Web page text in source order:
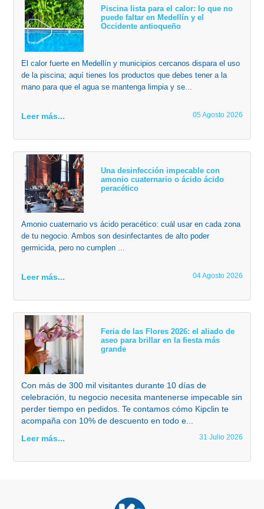
Piscina lista para el calor: lo que no
puede faltar en Medellín y el
Occidente antioqueño
El calor fuerte en Medellín y municipios cercanos dispara el uso
de la piscina; aquí tienes los productos que debes tener a la
mano para que el agua se mantenga limpia y se...
Leer más... 05 Agosto 2026
Una desinfección impecable con
amonio cuaternario o ácido ácido
peracético
Amonio cuaternario vs ácido peracético: cuál usar en cada zona
de tu negocio. Ambos son desinfectantes de alto poder
germicida, pero no cumplen ...
Leer más... 04 Agosto 2026
Feria de las Flores 2026: el aliado de
aseo para brillar en la fiesta más
grande
Con más de 300 mil visitantes durante 10 días de
celebración, tu negocio necesita mantenerse impecable sin
perder tiempo en pedidos. Te contamos cómo Kipclin te
acompaña con 10% de descuento en todo e...
Leer más...
31 Julio 2026